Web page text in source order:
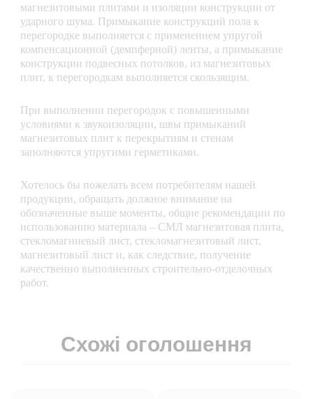
магнезитовыми плитами и изоляции конструкции от
ударного шума. Примыкание конструкций пола к
перегородке выполняется с применением упругой
компенсационной (демпферной) ленты, а примыкание
конструкции подвесных потолков, из магнезитовых
плит, к перегородкам выполняется скользящим.
При выполнении перегородок с повышенными
условиями к звукоизоляции, швы примыканий
магнезитовых плит к перекрытиям и стенам
заполняются упругими герметиками.
Хотелось бы пожелать всем потребителям нашей
продукции, обращать должное внимание на
обозначенные выше моменты, общие рекомендации по
использованию материала – СМЛ магнезитовая плита,
стекломагниевый лист, стекломагнезитовый лист,
магнезитовый лист и, как следствие, получение
качественно выполненных строительно-отделочных
работ.
Схожі оголошення